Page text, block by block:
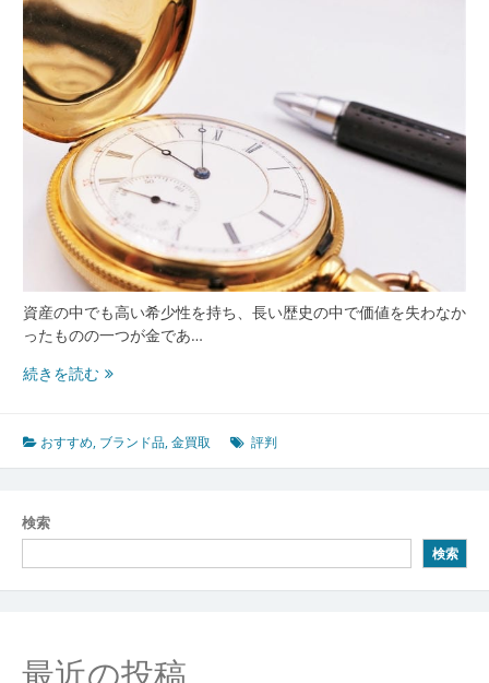
資産の中でも高い希少性を持ち、長い歴史の中で価値を失わなか
ったものの一つが金であ…
続きを読む失
な
い
判
おすすめ, ブランド品,金買取 評判
検索
検索
最近の投稿